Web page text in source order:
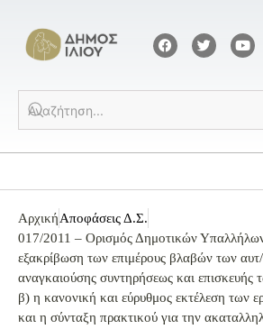
ΑρχικήΑποφάσεις Δ.Σ.
017/2011 – Ορισμός Δημοτικών
εξακρίβωση των επιμέρους βλαβών των
αναγκαιούσης συντηρήσεως και
β) η κανονική και εύρυθμος εκτέλεση των
και η σύνταξη πρακτικού για την